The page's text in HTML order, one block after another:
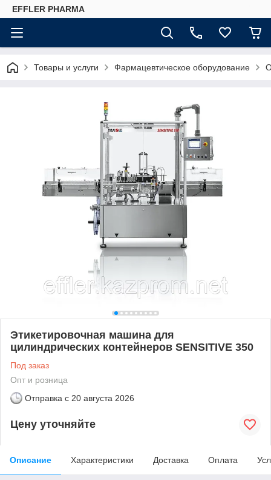
EFFLER PHARMA
Товары и услуги Фармацевтическое оборудование
Этикетировочная машина для
цилиндрических контейнеров SENSITIVE 350
Под заказ
Опт и розница
Отправка с 20 августа 2026
Цену уточняйте
Описание Характеристики Доставка Оплата